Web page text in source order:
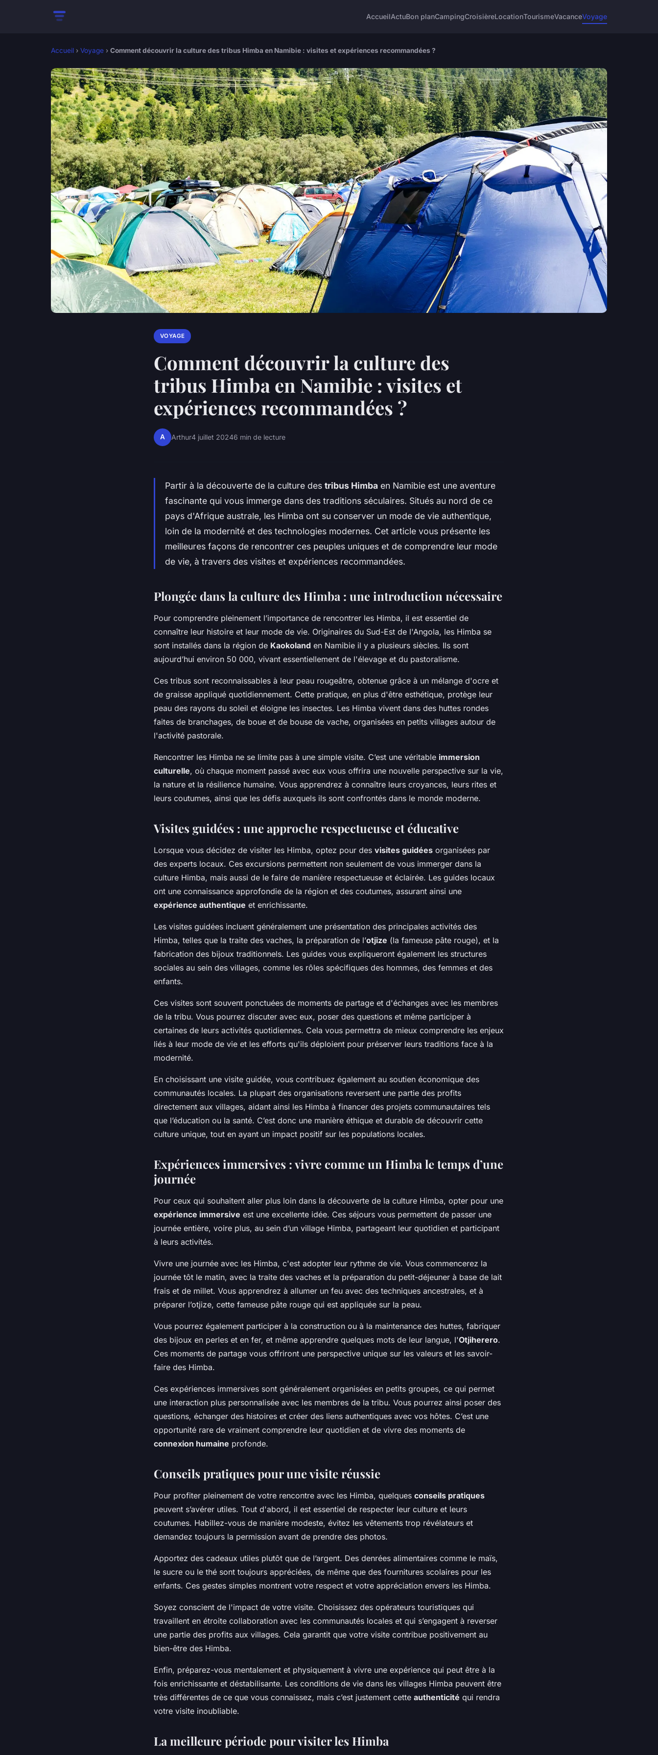
AccueilActuBon planCampingCroisièreLocationTourismeVacanceVoyage
Accueil › Voyage › Comment découvrir la culture des tribus Himba en Namibie : visites et expériences recommandées ?
VOYAGE
Comment découvrir la culture des
tribus Himba en Namibie : visites et
expériences recommandées ?
A Arthur4 juillet 20246 min de lecture
Partir à la découverte de la culture des tribus Himba en Namibie est une aventure
fascinante qui vous immerge dans des traditions séculaires. Situés au nord de ce
pays d'Afrique australe, les Himba ont su conserver un mode de vie authentique,
loin de la modernité et des technologies modernes. Cet article vous présente les
meilleures façons de rencontrer ces peuples uniques et de comprendre leur mode
de vie, à travers des visites et expériences recommandées.
Plongée dans la culture des Himba : une introduction nécessaire
Pour comprendre pleinement l’importance de rencontrer les Himba, il est essentiel de
connaître leur histoire et leur mode de vie. Originaires du Sud-Est de l'Angola, les Himba se
sont installés dans la région de Kaokoland en Namibie il y a plusieurs siècles. Ils sont
aujourd’hui environ 50 000, vivant essentiellement de l'élevage et du pastoralisme.
Ces tribus sont reconnaissables à leur peau rougeâtre, obtenue grâce à un mélange d'ocre et
de graisse appliqué quotidiennement. Cette pratique, en plus d'être esthétique, protège leur
peau des rayons du soleil et éloigne les insectes. Les Himba vivent dans des huttes rondes
faites de branchages, de boue et de bouse de vache, organisées en petits villages autour de
l'activité pastorale.
Rencontrer les Himba ne se limite pas à une simple visite. C’est une véritable immersion
culturelle, où chaque moment passé avec eux vous offrira une nouvelle perspective sur la vie,
la nature et la résilience humaine. Vous apprendrez à connaître leurs croyances, leurs rites et
leurs coutumes, ainsi que les défis auxquels ils sont confrontés dans le monde moderne.
Visites guidées : une approche respectueuse et éducative
Lorsque vous décidez de visiter les Himba, optez pour des visites guidées organisées par
des experts locaux. Ces excursions permettent non seulement de vous immerger dans la
culture Himba, mais aussi de le faire de manière respectueuse et éclairée. Les guides locaux
ont une connaissance approfondie de la région et des coutumes, assurant ainsi une
expérience authentique et enrichissante.
Les visites guidées incluent généralement une présentation des principales activités des
Himba, telles que la traite des vaches, la préparation de l’otjize (la fameuse pâte rouge), et la
fabrication des bijoux traditionnels. Les guides vous expliqueront également les structures
sociales au sein des villages, comme les rôles spécifiques des hommes, des femmes et des
enfants.
Ces visites sont souvent ponctuées de moments de partage et d'échanges avec les membres
de la tribu. Vous pourrez discuter avec eux, poser des questions et même participer à
certaines de leurs activités quotidiennes. Cela vous permettra de mieux comprendre les enjeux
liés à leur mode de vie et les efforts qu'ils déploient pour préserver leurs traditions face à la
modernité.
En choisissant une visite guidée, vous contribuez également au soutien économique des
communautés locales. La plupart des organisations reversent une partie des profits
directement aux villages, aidant ainsi les Himba à financer des projets communautaires tels
que l’éducation ou la santé. C’est donc une manière éthique et durable de découvrir cette
culture unique, tout en ayant un impact positif sur les populations locales.
Expériences immersives : vivre comme un Himba le temps d’une
journée
Pour ceux qui souhaitent aller plus loin dans la découverte de la culture Himba, opter pour une
expérience immersive est une excellente idée. Ces séjours vous permettent de passer une
journée entière, voire plus, au sein d’un village Himba, partageant leur quotidien et participant
à leurs activités.
Vivre une journée avec les Himba, c'est adopter leur rythme de vie. Vous commencerez la
journée tôt le matin, avec la traite des vaches et la préparation du petit-déjeuner à base de lait
frais et de millet. Vous apprendrez à allumer un feu avec des techniques ancestrales, et à
préparer l’otjize, cette fameuse pâte rouge qui est appliquée sur la peau.
Vous pourrez également participer à la construction ou à la maintenance des huttes, fabriquer
des bijoux en perles et en fer, et même apprendre quelques mots de leur langue, l'Otjiherero.
Ces moments de partage vous offriront une perspective unique sur les valeurs et les savoir-
faire des Himba.
Ces expériences immersives sont généralement organisées en petits groupes, ce qui permet
une interaction plus personnalisée avec les membres de la tribu. Vous pourrez ainsi poser des
questions, échanger des histoires et créer des liens authentiques avec vos hôtes. C’est une
opportunité rare de vraiment comprendre leur quotidien et de vivre des moments de
connexion humaine profonde.
Conseils pratiques pour une visite réussie
Pour profiter pleinement de votre rencontre avec les Himba, quelques conseils pratiques
peuvent s’avérer utiles. Tout d'abord, il est essentiel de respecter leur culture et leurs
coutumes. Habillez-vous de manière modeste, évitez les vêtements trop révélateurs et
demandez toujours la permission avant de prendre des photos.
Apportez des cadeaux utiles plutôt que de l’argent. Des denrées alimentaires comme le maïs,
le sucre ou le thé sont toujours appréciées, de même que des fournitures scolaires pour les
enfants. Ces gestes simples montrent votre respect et votre appréciation envers les Himba.
Soyez conscient de l'impact de votre visite. Choisissez des opérateurs touristiques qui
travaillent en étroite collaboration avec les communautés locales et qui s’engagent à reverser
une partie des profits aux villages. Cela garantit que votre visite contribue positivement au
bien-être des Himba.
Enfin, préparez-vous mentalement et physiquement à vivre une expérience qui peut être à la
fois enrichissante et déstabilisante. Les conditions de vie dans les villages Himba peuvent être
très différentes de ce que vous connaissez, mais c’est justement cette authenticité qui rendra
votre visite inoubliable.
La meilleure période pour visiter les Himba